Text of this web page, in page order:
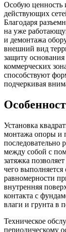
Особую ценность
действующих
Благодаря
на уже
и демонтажа
внешний вид
защиту
коммерческих
способствуют
подчеркивая
Установка
монтажа опоры и
последовательно
между собой с
затяжка
чего выполняется
равномерности
внутренняя
контакта с
влаги и грунта в
Техническое
периодическому